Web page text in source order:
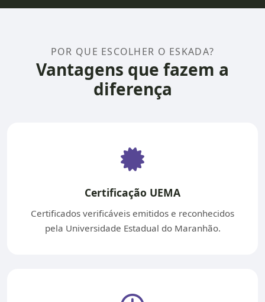
POR QUE ESCOLHER O ESKADA?
Vantagens que fazem a
diferença
Certificação UEMA
Certificados verificáveis emitidos e reconhecidos
pela Universidade Estadual do Maranhão.